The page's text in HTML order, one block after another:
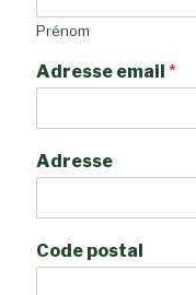
Prénom
Adresse email *
Adresse
Code postal